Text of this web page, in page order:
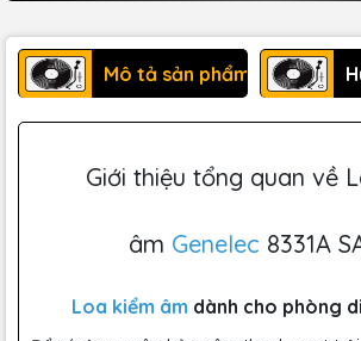
Mô tả sản phẩm
Giới thiệu tổng quan về
âm Genelec 8331A
Loa kiểm âm dành cho phòng